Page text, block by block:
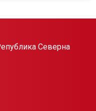
Северна